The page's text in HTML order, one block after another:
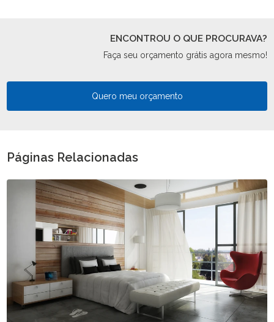
ENCONTROU O QUE PROCURAVA?
Faça seu orçamento grátis agora mesmo!
Quero meu orçamento
Páginas Relacionadas